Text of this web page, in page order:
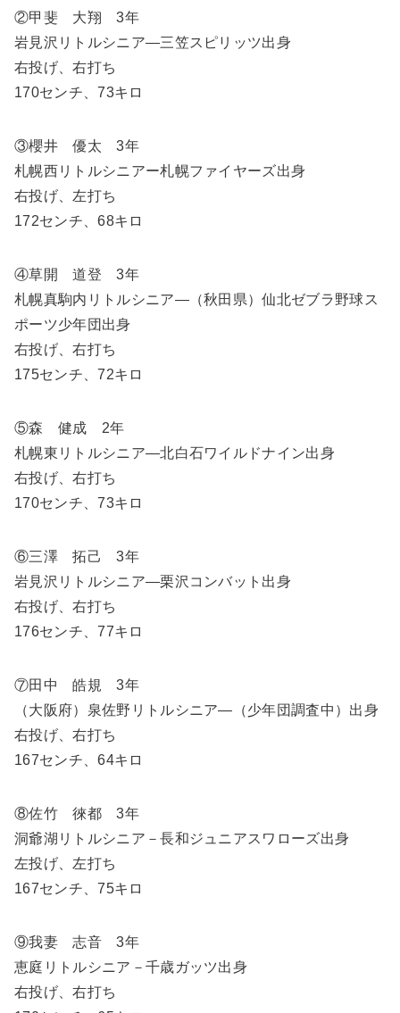
②甲斐 大翔 3年
岩見沢リトルシニア―三笠スピリッツ出身
右投げ、右打ち
170センチ、73キロ
③櫻井 優太 3年
札幌西リトルシニアー札幌ファイヤーズ出身
右投げ、左打ち
172センチ、68キロ
④草開 道登 3年
札幌真駒内リトルシニア―（秋田県）仙北ゼブラ野球ス
ポーツ少年団出身
右投げ、右打ち
175センチ、72キロ
⑤森 健成 2年
札幌東リトルシニア―北白石ワイルドナイン出身
右投げ、右打ち
170センチ、73キロ
⑥三澤 拓己 3年
岩見沢リトルシニア―栗沢コンバット出身
右投げ、右打ち
176センチ、77キロ
⑦田中 皓規 3年
（大阪府）泉佐野リトルシニア―（少年団調査中）出身
右投げ、右打ち
167センチ、64キロ
⑧佐竹 徠都 3年
洞爺湖リトルシニア－長和ジュニアスワローズ出身
左投げ、左打ち
167センチ、75キロ
⑨我妻 志音 3年
恵庭リトルシニア－千歳ガッツ出身
右投げ、右打ち